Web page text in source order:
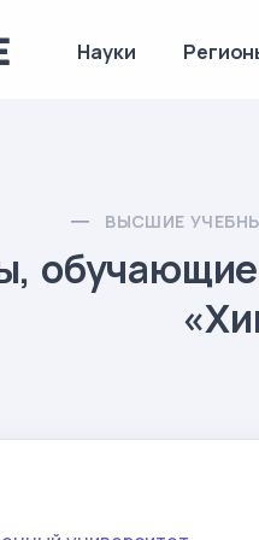
Науки
ВЫСШИЕ